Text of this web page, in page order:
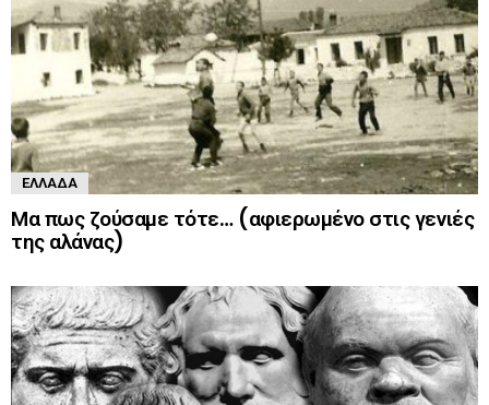
ΕΛΛΆΔΑ
Μα πως ζούσαμε τότε… (αφιερωμένο στις γενιές
της αλάνας)